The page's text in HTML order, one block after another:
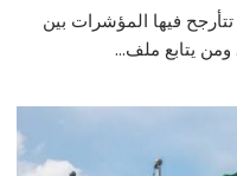
فيها المؤشرات بين
ومن يتابع ملف...